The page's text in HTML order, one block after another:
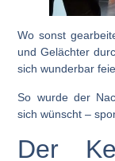
Wo sonst
und Gelächter
sich wunderbar
So wurde der
sich wünscht –
Der